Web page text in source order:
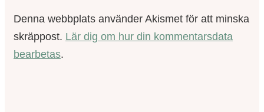
Denna webbplats använder Akismet för att minska
skräppost. Lär dig om hur din kommentarsdata
bearbetas.